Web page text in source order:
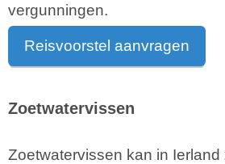
vergunningen.
Reisvoorstel aanvragen
Zoetwatervissen
Zoetwatervissen kan in